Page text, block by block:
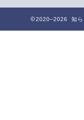
2020–2026 知ら